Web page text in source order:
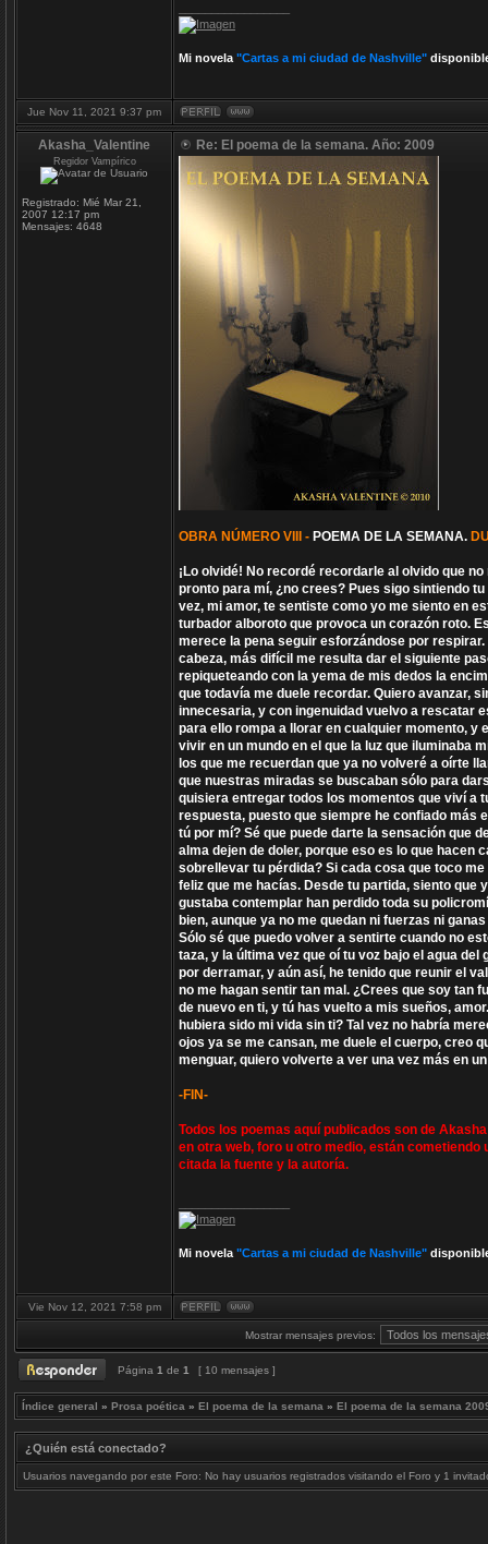
Mi novela "Cartas a mi ciudad de Nashville"
Jue Nov 11, 2021 9:37 pm
Akasha_Valentine
Regidor Vampírico
Registrado: Mié Mar 21,
2007 12:17 pm
Mensajes: 4648
Re: El poema de la semana. Año: 2009
OBRA NÚMERO VIII - POEMA DE LA SEMANA.
¡Lo olvidé! No recordé recordarle al olvido que
pronto para mí, ¿no crees? Pues sigo sintiendo
vez, mi amor, te sentiste como yo me siento en
turbador alboroto que provoca un corazón roto.
merece la pena seguir esforzándose por
cabeza, más difícil me resulta dar el siguiente
repiqueteando con la yema de mis dedos la
que todavía me duele recordar. Quiero avanzar,
innecesaria, y con ingenuidad vuelvo a rescatar
para ello rompa a llorar en cualquier momento, y
vivir en un mundo en el que la luz que iluminaba
los que me recuerdan que ya no volveré a oírte
que nuestras miradas se buscaban sólo para
quisiera entregar todos los momentos que viví a
respuesta, puesto que siempre he confiado más
tú por mí? Sé que puede darte la sensación que
alma dejen de doler, porque eso es lo que hacen
sobrellevar tu pérdida? Si cada cosa que toco
feliz que me hacías. Desde tu partida, siento que
gustaba contemplar han perdido toda su
bien, aunque ya no me quedan ni fuerzas ni
Sólo sé que puedo volver a sentirte cuando no
taza, y la última vez que oí tu voz bajo el agua
por derramar, y aún así, he tenido que reunir el
no me hagan sentir tan mal. ¿Crees que soy tan
de nuevo en ti, y tú has vuelto a mis sueños,
hubiera sido mi vida sin ti? Tal vez no habría
ojos ya se me cansan, me duele el cuerpo, creo
menguar, quiero volverte a ver una vez más en
-FIN-
Todos los poemas aquí publicados son de
en otra web, foro u otro medio, están
citada la fuente y la autoría.
Mi novela "Cartas a mi ciudad de Nashville"
Vie Nov 12, 2021 7:58 pm
Mostrar mensajes previos:
Página 1 de 1 [ 10 mensajes ]
Índice general » Prosa poética » El poema de la semana » El poema de la semana
¿Quién está conectado?
Usuarios navegando por este Foro: No hay usuarios registrados visitando el Foro y 1